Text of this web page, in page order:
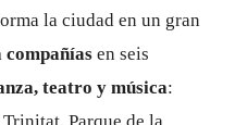
la ciudad en un gran
compañías en seis
teatro y música: